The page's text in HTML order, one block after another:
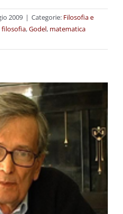
2009 | Categorie: Filosofia e
filosofia,Godel, matematica